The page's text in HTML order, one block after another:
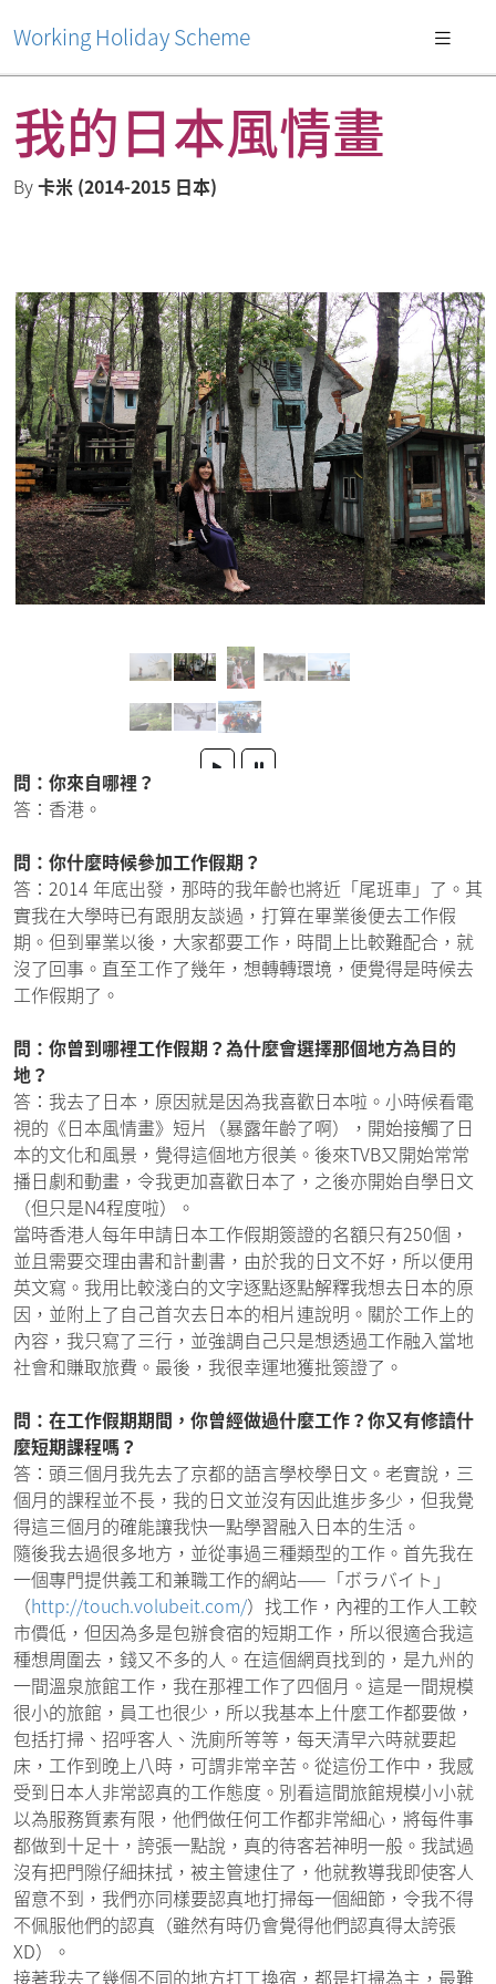
Working Holiday Scheme
我的日本風情畫
By卡米 (2014-2015 日本)
問：你來自哪裡？
答：香港。
問：你什麼時候參加工作假期？
答：2014 年底出發，那時的我年齡也將近「尾班車」了。其
實我在大學時已有跟朋友談過，打算在畢業後便去工作假
期。但到畢業以後，大家都要工作，時間上比較難配合，就
沒了回事。直至工作了幾年，想轉轉環境，便覺得是時候去
工作假期了。
問：你曾到哪裡工作假期？為什麼會選擇那個地方為目的
地？
答：我去了日本，原因就是因為我喜歡日本啦。小時候看電
視的《日本風情畫》短片（暴露年齡了啊），開始接觸了日
本的文化和風景，覺得這個地方很美。後來TVB又開始常常
播日劇和動畫，令我更加喜歡日本了，之後亦開始自學日文
（但只是N4程度啦）。
當時香港人每年申請日本工作假期簽證的名額只有250個，
並且需要交理由書和計劃書，由於我的日文不好，所以便用
英文寫。我用比較淺白的文字逐點逐點解釋我想去日本的原
因，並附上了自己首次去日本的相片連說明。關於工作上的
內容，我只寫了三行，並強調自己只是想透過工作融入當地
社會和賺取旅費。最後，我很幸運地獲批簽證了。
問：在工作假期期間，你曾經做過什麼工作？你又有修讀什
麼短期課程嗎？
答：頭三個月我先去了京都的語言學校學日文。老實說，三
個月的課程並不長，我的日文並沒有因此進步多少，但我覺
得這三個月的確能讓我快一點學習融入日本的生活。
隨後我去過很多地方，並從事過三種類型的工作。首先我在
一個專門提供義工和兼職工作的網站——「ボラバイト」
（http://touch.volubeit.com/）找工作，內裡的工作人工較
市價低，但因為多是包辦食宿的短期工作，所以很適合我這
種想周圍去，錢又不多的人。在這個網頁找到的，是九州的
一間溫泉旅館工作，我在那裡工作了四個月。這是一間規模
很小的旅館，員工也很少，所以我基本上什麼工作都要做，
包括打掃、招呼客人、洗廁所等等，每天清早六時就要起
床，工作到晚上八時，可謂非常辛苦。從這份工作中，我感
受到日本人非常認真的工作態度。別看這間旅館規模小小就
以為服務質素有限，他們做任何工作都非常細心，將每件事
都做到十足十，誇張一點說，真的待客若神明一般。我試過
沒有把門隙仔細抹拭，被主管逮住了，他就教導我即使客人
留意不到，我們亦同樣要認真地打掃每一個細節，令我不得
不佩服他們的認真（雖然有時仍會覺得他們認真得太誇張
XD）。
接著我去了幾個不同的地方打工換宿，都是打掃為主，最難